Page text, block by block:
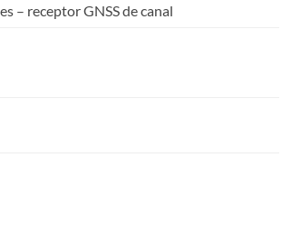
– receptor GNSS de canal